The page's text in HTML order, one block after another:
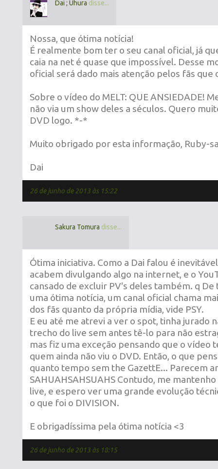
Dai ; Uhura disse...
Nossa, que ótima notícia!
É realmente bom ter o seu canal oficial, já
caia na net é quase que impossível. Desse
oficial será dado mais atenção pelos fãs que
Sobre o vídeo do MELT: QUE ANSIEDADE!
não via um show deles a séculos. Quero
DVD logo. *-*
Muito obrigado por esta informação, Ruby-
Dai
26 de junho de 2013 às 15:22
Sakura Tomura disse...
Ótima iniciativa. Como a Dai falou é
acabem divulgando algo na internet, e o
cansado de excluir PV's deles também. q
uma ótima notícia, um canal oficial chama
dos fãs quanto da própria mídia, vide PSY.
E eu até me atrevi a ver o spot, tinha jurado
trecho do live sem antes tê-lo para não
mas fiz uma exceção pensando que o vídeo
quem ainda não viu o DVD. Então, o que
quanto tempo sem the GazettE... Parecem
SAHUAHSAHSUAHS Contudo, me
live, e espero ver uma grande evolução
o que foi o DIVISION.
E obrigadíssima pela ótima notícia <3
26 de junho de 2013 às 18:15